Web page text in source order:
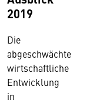
2019
Die
abgeschwächte
wirtschaftliche
Entwicklung
in